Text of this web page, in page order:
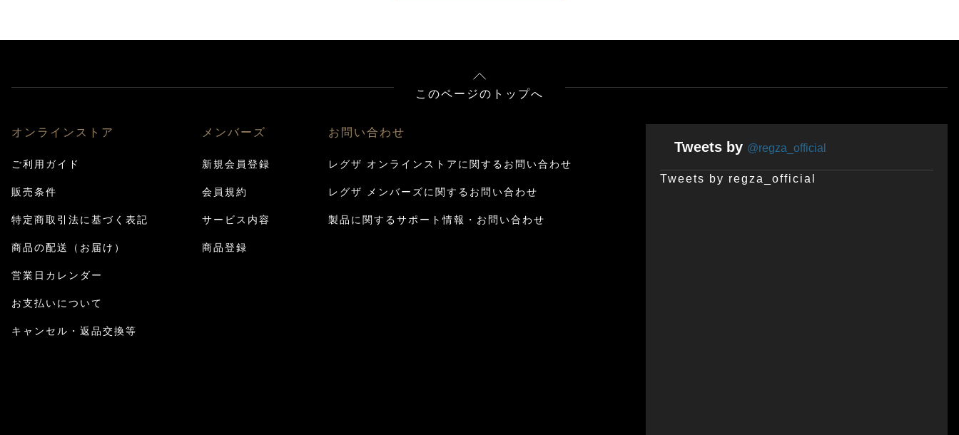
このページのトップへ
オンラインストア
ご利用ガイド
販売条件
特定商取引法に基づく表記
商品の配送（お届け）
営業日カレンダー
お支払いについて
キャンセル・返品交換等
メンバーズ
新規会員登録
会員規約
サービス内容
商品登録
お問い合わせ
レグザ オンラインストアに関するお問い合わせ
レグザ メンバーズに関するお問い合わせ
製品に関するサポート情報・お問い合わせ
Tweets by @regza_official
Tweets by regza_official